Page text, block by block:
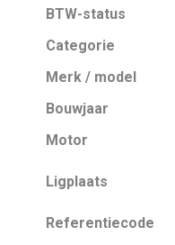
BTW-status
Categorie
Merk / model
Bouwjaar
Motor
Ligplaats
Referentiecode